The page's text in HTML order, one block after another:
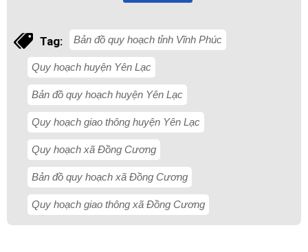
Tag: Bản đồ quy hoạch tỉnh Vĩnh Phúc
Quy hoạch huyện Yên Lạc
Bản đồ quy hoạch huyện Yên Lạc
Quy hoạch giao thông huyện Yên Lạc
Quy hoạch xã Đồng Cương
Bản đồ quy hoạch xã Đồng Cương
Quy hoạch giao thông xã Đồng Cương